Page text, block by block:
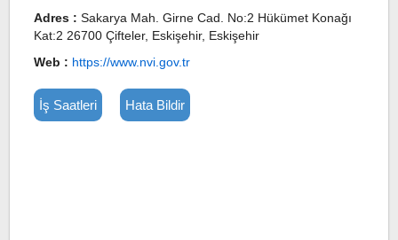
Adres : Sakarya Mah. Girne Cad. No:2 Hükümet Konağı
Kat:2 26700 Çifteler, Eskişehir, Eskişehir
Web : https://www.nvi.gov.tr
İş Saatleri Hata Bildir